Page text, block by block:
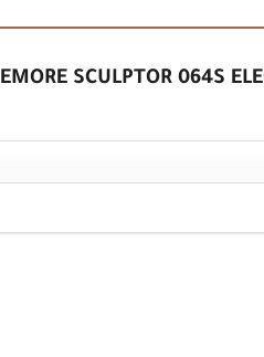
SCULPTOR 064S